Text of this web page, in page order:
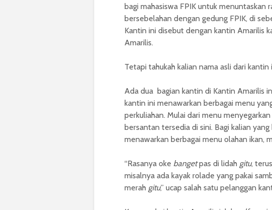
bagi mahasiswa FPIK untuk menuntaskan
bersebelahan dengan gedung FPIK, di
Kantin ini disebut dengan kantin Amarilis
Amarilis.
Tetapi tahukah kalian nama asli dari kantin
Ada dua bagian kantin di Kantin Amarilis
kantin ini menawarkan berbagai menu
perkuliahan. Mulai dari menu
bersantan tersedia di sini. Bagi kalian
menawarkan berbagai menu olahan ikan,
“Rasanya oke bangetpas di lidah gitu,
misalnya ada kayak rolade yang pakai
merah gitu,” ucap salah satu pelanggan